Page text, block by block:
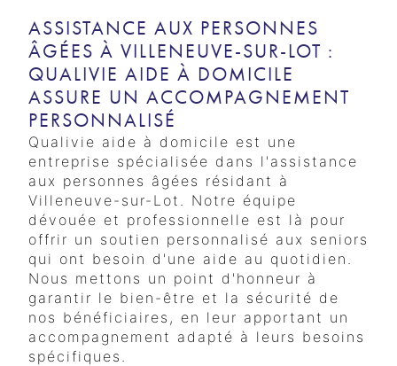
ASSISTANCE AUX PERSONNES
ÂGÉES À VILLENEUVE-SUR-LOT :
QUALIVIE AIDE À DOMICILE
ASSURE UN ACCOMPAGNEMENT
PERSONNALISÉ
Qualivie aide à domicile est une
entreprise spécialisée dans l'assistance
aux personnes âgées résidant à
Villeneuve-sur-Lot. Notre équipe
dévouée et professionnelle est là pour
offrir un soutien personnalisé aux seniors
qui ont besoin d'une aide au quotidien.
Nous mettons un point d'honneur à
garantir le bien-être et la sécurité de
nos bénéficiaires, en leur apportant un
accompagnement adapté à leurs besoins
spécifiques.